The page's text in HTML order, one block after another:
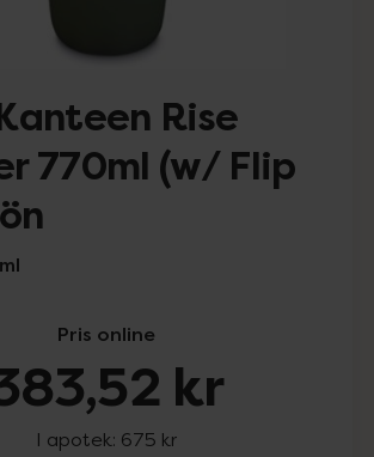
Rise
770ml (w/ Flip
Pris online
kr
I apotek: 675 kr